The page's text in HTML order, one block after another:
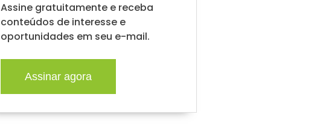
Assine gratuitamente e receba
conteúdos de interesse e
oportunidades em seu e-mail.
Assinar agora